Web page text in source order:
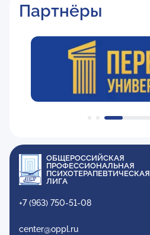
Партнёры
ОБЩЕРОССИЙСКАЯ
ПРОФЕССИОНАЛЬНАЯ
ПСИХОТЕРАПЕВТИЧЕСКАЯ
ЛИГА
+7 (963) 750-51-08
center@oppl.ru